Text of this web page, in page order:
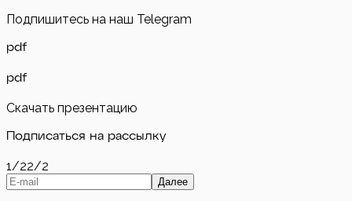
Подпишитесь на наш Telegram
pdf
pdf
Скачать презентацию
Подписаться на рассылку
1/22/2
Далее